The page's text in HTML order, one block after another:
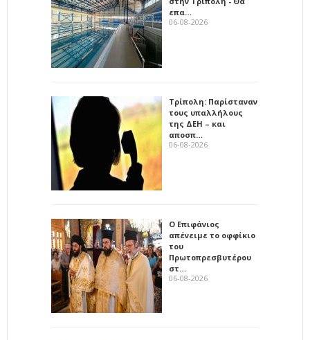
επα…
06-08-2026
Τρίπολη: Παρίσταναν
τους υπαλλήλους
της ΔΕΗ – και
αποσπ…
06-08-2026
Ο Επιφάνιος
απένειμε το οφφίκιο
του
Πρωτοπρεσβυτέρου
στ…
06-08-2026